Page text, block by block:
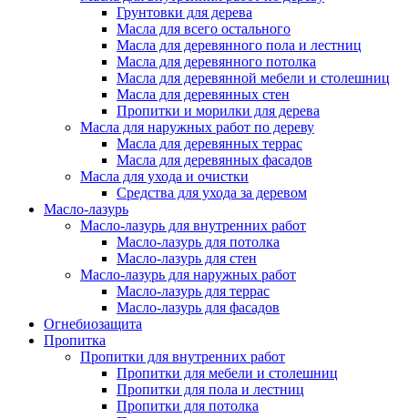
Грунтовки для дерева
Масла для всего остального
Масла для деревянного пола и лестниц
Масла для деревянного потолка
Масла для деревянной мебели и столешниц
Масла для деревянных стен
Пропитки и морилки для дерева
Масла для наружных работ по дереву
Масла для деревянных террас
Масла для деревянных фасадов
Масла для ухода и очистки
Средства для ухода за деревом
Масло-лазурь
Масло-лазурь для внутренних работ
Масло-лазурь для потолка
Масло-лазурь для стен
Масло-лазурь для наружных работ
Масло-лазурь для террас
Масло-лазурь для фасадов
Огнебиозащита
Пропитка
Пропитки для внутренних работ
Пропитки для мебели и столешниц
Пропитки для пола и лестниц
Пропитки для потолка